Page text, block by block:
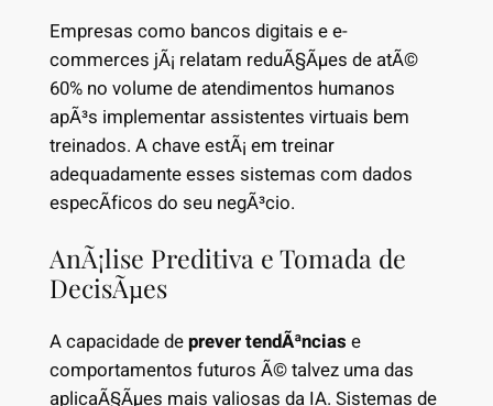
Empresas como bancos digitais e e-
commerces jÃ¡ relatam reduÃ§Ãµes de atÃ©
60% no volume de atendimentos humanos
apÃ³s implementar assistentes virtuais bem
treinados. A chave estÃ¡ em treinar
adequadamente esses sistemas com dados
especÃ­ficos do seu negÃ³cio.
AnÃ¡lise Preditiva e Tomada de
DecisÃµes
A capacidade deprever tendÃªncias e
comportamentos futuros Ã© talvez uma das
aplicaÃ§Ãµes mais valiosas da IA. Sistemas de